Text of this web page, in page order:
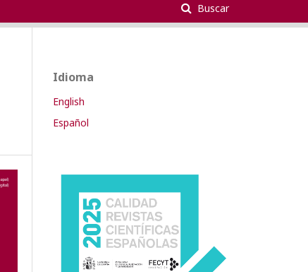
Buscar
Idioma
English
Español